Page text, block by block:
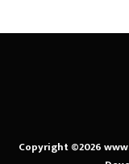
Copyright ©2026